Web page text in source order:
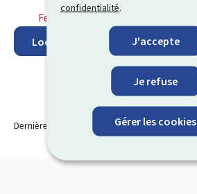
confidentialité.
J'accepte
Je refuse
Gérer les cookies
Fermé
Localisez sur la carte
Dernière modification le 26.09.2023